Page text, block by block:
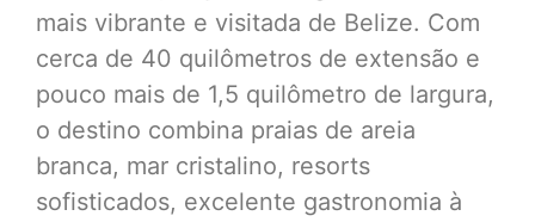
mais vibrante e visitada de Belize. Com
cerca de 40 quilômetros de extensão e
pouco mais de 1,5 quilômetro de largura,
o destino combina praias de areia
branca, mar cristalino, resorts
sofisticados, excelente gastronomia à